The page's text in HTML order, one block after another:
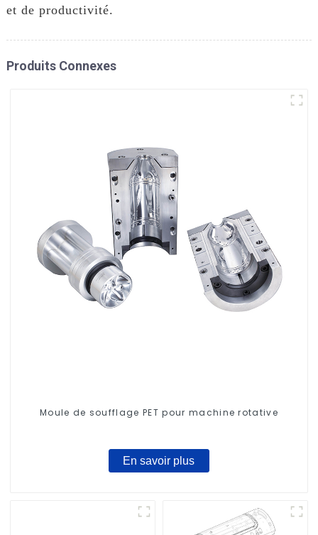
et de productivité.
Produits Connexes
Moule de soufflage PET pour machine rotative
En savoir plus